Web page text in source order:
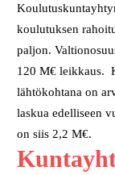
koulutuksen
paljon.
120 M€ leikkaus.
lähtökohtana on
laskua edelliseen
on siis 2,2 M€.